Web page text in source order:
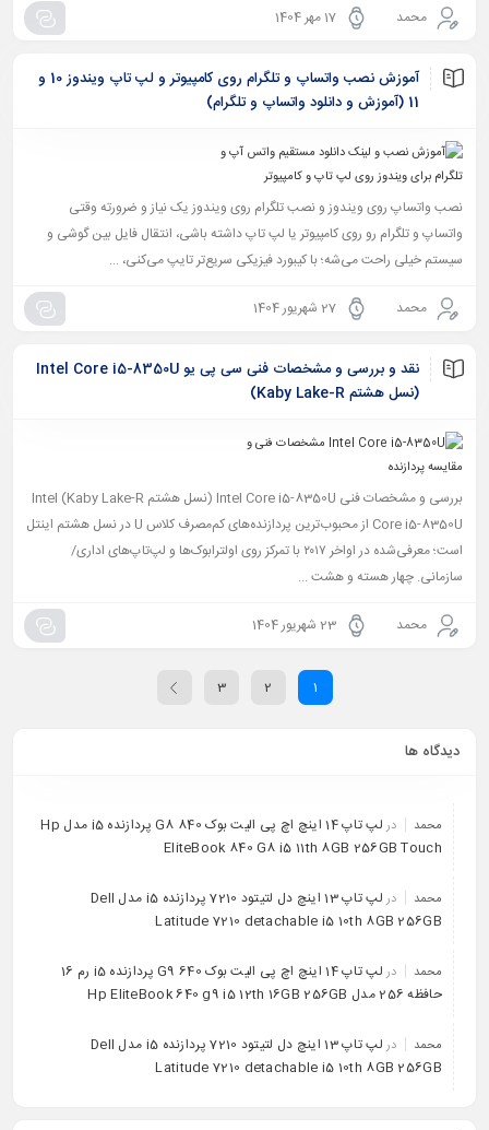
محمد 17 مهر 1404
آموزش نصب واتساپ و تلگرام روی کامپیوتر و لپ تاپ ویندوز 10 و
11 (آموزش و دانلود واتساپ و تلگرام)
نصب واتساپ روی ویندوز و نصب تلگرام روی ویندوز یک نیاز و ضرورته وقتی
واتساپ و تلگرام رو روی کامپیوتر یا لپ تاپ داشته باشی، انتقال فایل بین گوشی و
سیستم خیلی راحت می‌شه؛ با کیبورد فیزیکی سریع‌تر تایپ می‌کنی، ...
محمد 27 شهریور 1404
نقد و بررسی و مشخصات فنی سی پی یو Intel Core i5-8350U
(نسل هشتم Kaby Lake-R)
بررسی و مشخصات فنی Intel Core i5-8350U (نسل هشتم Kaby Lake-R) Intel
Core i5-8350U از محبوب‌ترین پردازنده‌های کم‌مصرف کلاس U در نسل هشتم اینتل
است؛ معرفی‌شده در اواخر ۲۰۱۷ با تمرکز روی اولترابوک‌ها و لپ‌تاپ‌های اداری/
سازمانی. چهار هسته و هشت ...
محمد 23 شهریور 1404
1
2
3
دیدگاه ها
محمد در
لپ تاپ 14 اینچ اچ پی الیت بوک 840 G8 پردازنده i5 مدل Hp
EliteBook 840 G8 i5 11th 8GB 256GB Touch
محمد در
لپ تاپ 13 اینچ دل لتیتود 7210 پردازنده i5 مدل Dell
Latitude 7210 detachable i5 10th 8GB 256GB
محمد در
لپ تاپ 14 اینچ اچ پی الیت بوک 640 G9 پردازنده i5 رم 16
حافظه 256 مدل Hp EliteBook 640 g9 i5 12th 16GB 256GB
محمد در
لپ تاپ 13 اینچ دل لتیتود 7210 پردازنده i5 مدل Dell
Latitude 7210 detachable i5 10th 8GB 256GB